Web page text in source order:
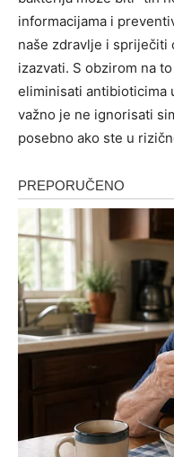
informacijama i
naše zdravlje i spriječiti
izazvati. S obzirom na
eliminisati antibioticima
važno je ne ignorisati
posebno ako ste u